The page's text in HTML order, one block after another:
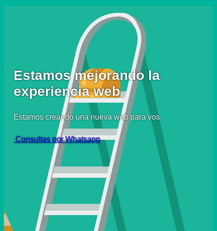
Estamos mejorando la
experiencia web
Estamos creando una nueva web para vos
Consultas por Whatsapp